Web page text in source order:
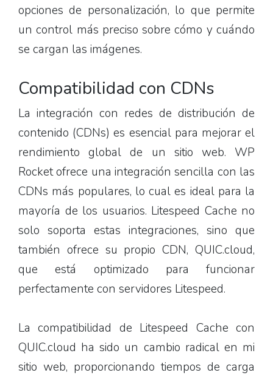
opciones de personalización, lo que permite
un control más preciso sobre cómo y cuándo
se cargan las imágenes.
Compatibilidad con CDNs
La integración con redes de distribución de
contenido (CDNs) es esencial para mejorar el
rendimiento global de un sitio web. WP
Rocket ofrece una integración sencilla con las
CDNs más populares, lo cual es ideal para la
mayoría de los usuarios. Litespeed Cache no
solo soporta estas integraciones, sino que
también ofrece su propio CDN, QUIC.cloud,
que está optimizado para funcionar
perfectamente con servidores Litespeed.
La compatibilidad de Litespeed Cache con
QUIC.cloud ha sido un cambio radical en mi
sitio web, proporcionando tiempos de carga